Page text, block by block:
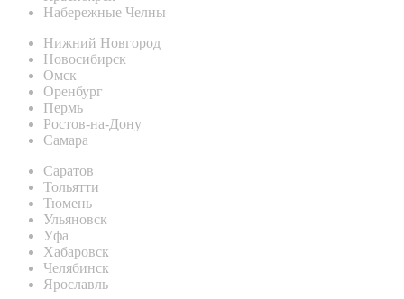
Набережные Челны
Нижний Новгород
Новосибирск
Омск
Оренбург
Пермь
Ростов-на-Дону
Самара
Саратов
Тольятти
Тюмень
Ульяновск
Уфа
Хабаровск
Челябинск
Ярославль